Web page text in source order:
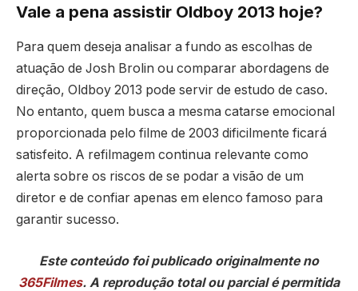
Vale a pena assistir Oldboy 2013 hoje?
Para quem deseja analisar a fundo as escolhas de
atuação de Josh Brolin ou comparar abordagens de
direção, Oldboy 2013 pode servir de estudo de caso.
No entanto, quem busca a mesma catarse emocional
proporcionada pelo filme de 2003 dificilmente ficará
satisfeito. A refilmagem continua relevante como
alerta sobre os riscos de se podar a visão de um
diretor e de confiar apenas em elenco famoso para
garantir sucesso.
Este conteúdo foi publicado originalmente no
365Filmes. A reprodução total ou parcial é permitida